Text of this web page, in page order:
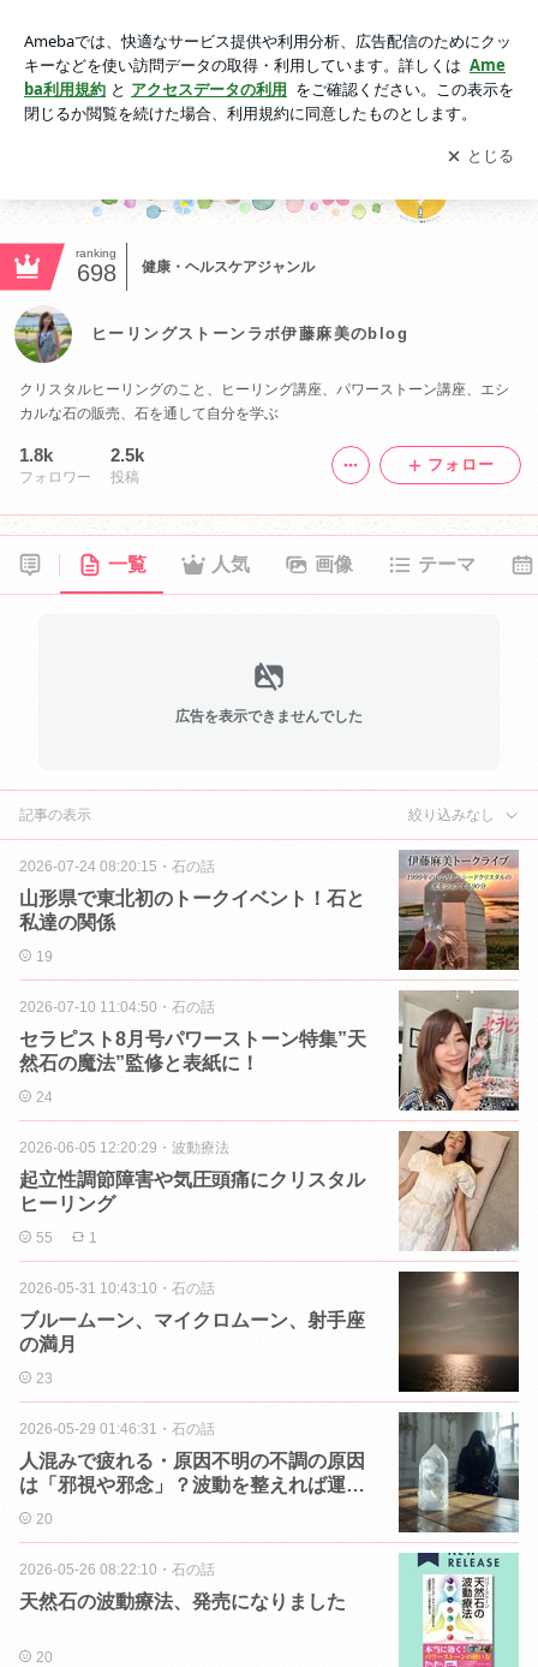
アプリをダウンロードして ブログの更新通知
を受け取りまし
ょう。
開く
ranking
698 健康・ヘルスケアジャンル
ヒーリングストーンラボ伊藤麻美のblog
クリスタルヒーリングのこと、ヒーリング講座、パワーストーン講座、エシ
カルな石の販売、石を通して自分を学ぶ
1.8k
フォロワー
2.5k
投稿
フォロー
一覧 人気 画像 テーマ
広告を表示できませんでした
記事の表示 絞り込みなし
2026-07-24 08:20:15 ・ 石の話
山形県で東北初のトークイベント！石と
私達の関係
19
2026-07-10 11:04:50 ・ 石の話
セラピスト8月号パワーストーン特集”天
然石の魔法”監修と表紙に！
24
2026-06-05 12:20:29 ・ 波動療法
起立性調節障害や気圧頭痛にクリスタル
ヒーリング
55 1
2026-05-31 10:43:10 ・ 石の話
ブルームーン、マイクロムーン、射手座
の満月
23
2026-05-29 01:46:31 ・ 石の話
人混みで疲れる・原因不明の不調の原因
は「邪視や邪念」？波動を整えれば運気
はUP
20
2026-05-26 08:22:10 ・ 石の話
天然石の波動療法、発売になりました
20